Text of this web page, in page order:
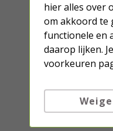
hier alles over
om akkoord te
functionele en
daarop lijken.
voorkeuren